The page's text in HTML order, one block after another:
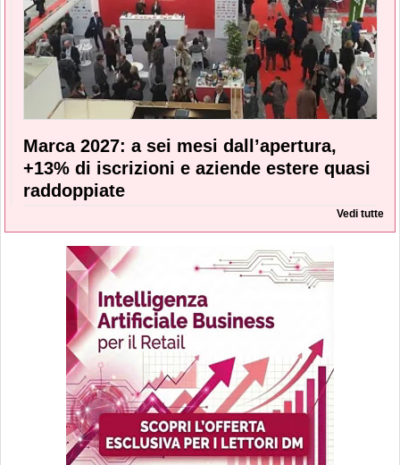
Marca 2027: a sei mesi dall’apertura,
+13% di iscrizioni e aziende estere quasi
raddoppiate
Vedi tutte